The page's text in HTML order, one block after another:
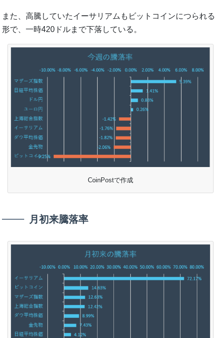
また、高騰していたイーサリアムもビットコインにつられる
形で、一時420ドルまで下落している。
CoinPostで作成
月初来騰落率